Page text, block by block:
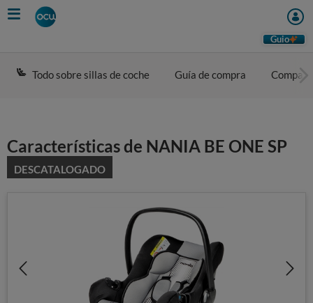
Skip
to
Guio
Todo sobre sillas de coche Guía de compra
Características de NANIA BE ONE SP
DESCATALOGADO